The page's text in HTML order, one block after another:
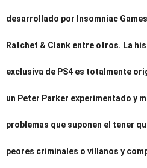
desarrollado por Insomniac
Ratchet & Clank entre otros. La
exclusiva de PS4 es totalmente
un Peter Parker experimentado y
problemas que suponen el tener
peores criminales o villanos y